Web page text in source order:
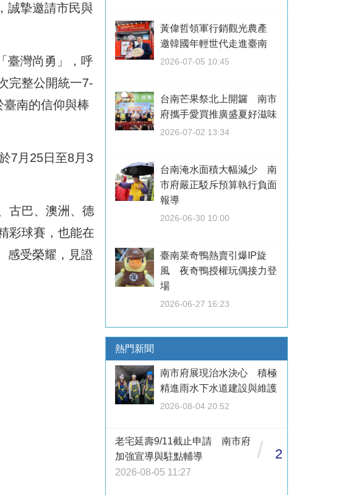
誠摯邀請市民與
臺灣尚勇」，呼
完整公開統一7-
南的信仰與棒
7月25日至8月3
古巴、澳洲、德
彩球賽，也能在
感受榮耀，見證
黃偉哲領軍行銷觀光農產
邀韓國年輕世代走進臺南
2026-07-05 10:45
台南芒果祭北上開鑼 南市
府攜手愛買推廣盛夏好滋味
2026-07-02 13:34
台南淹水面積大幅減少 南
市府嚴正駁斥預算執行負面
報導
2026-06-30 10:00
臺南菜奇鴨熱賣引爆IP旋
風 夜奇鴨授權玩偶接力登
場
2026-06-27 16:23
熱門新聞
南市府展現治水決心 積極
精進雨水下水道建設與維護
2026-08-04 20:52
老宅延壽9/11截止申請 南市府
加強宣導與駐點輔導
2026-08-05 11:27
/ 2